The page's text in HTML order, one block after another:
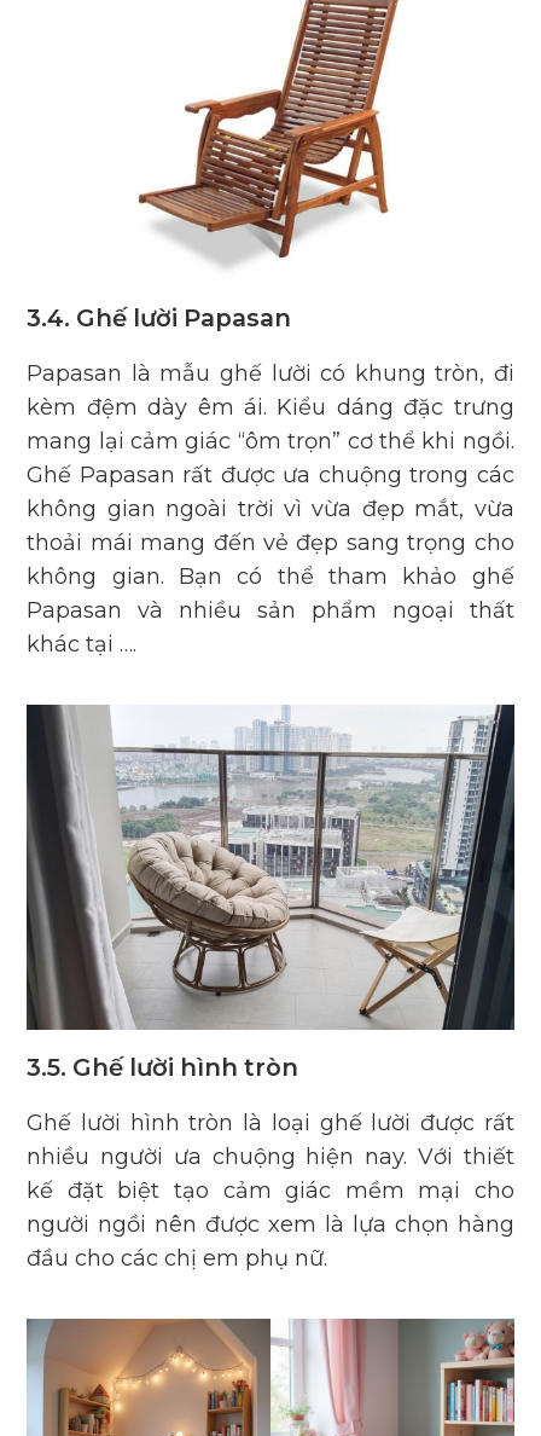
3.4. Ghế lười Papasan
Papasan là mẫu ghế lười có khung tròn, đi
kèm đệm dày êm ái. Kiểu dáng đặc trưng
mang lại cảm giác “ôm trọn” cơ thể khi ngồi.
Ghế Papasan rất được ưa chuộng trong các
không gian ngoài trời vì vừa đẹp mắt, vừa
thoải mái mang đến vẻ đẹp sang trọng cho
không gian. Bạn có thể tham khảo ghế
Papasan và nhiều sản phẩm ngoại thất
khác tại ….
3.5. Ghế lười hình tròn
Ghế lười hình tròn là loại ghế lười được rất
nhiều người ưa chuộng hiện nay. Với thiết
kế đặt biệt tạo cảm giác mềm mại cho
người ngồi nên được xem là lựa chọn hàng
đầu cho các chị em phụ nữ.